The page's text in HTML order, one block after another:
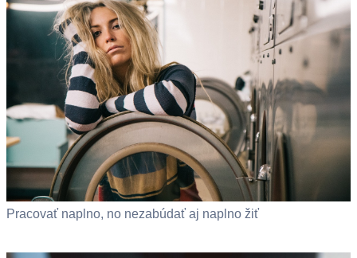
Pracovať naplno, no nezabúdať aj naplno žiť